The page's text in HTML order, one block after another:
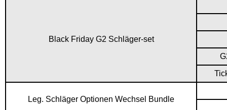
Black Friday G2 Schläger-set
Leg. Schläger Optionen Wechsel Bundle